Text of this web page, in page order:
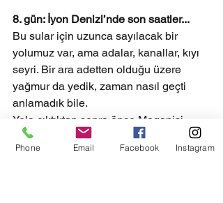
8. gün: İyon Denizi’nde son saatler...
Bu sular için uzunca sayılacak bir
yolumuz var, ama adalar, kanallar, kıyı
seyri. Bir ara adetten olduğu üzere
yağmur da yedik, zaman nasıl geçti
anlamadık bile.
Yola çıktıktan sonra önce Meganisi
Adası kanalından geçtik, sonra
dosdoğru bir deniz banyosu umuduyla
Phone Email Facebook Instagram